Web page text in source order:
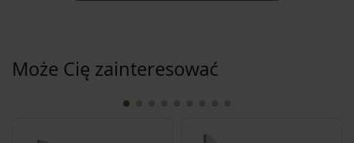
Może Cię zainteresować